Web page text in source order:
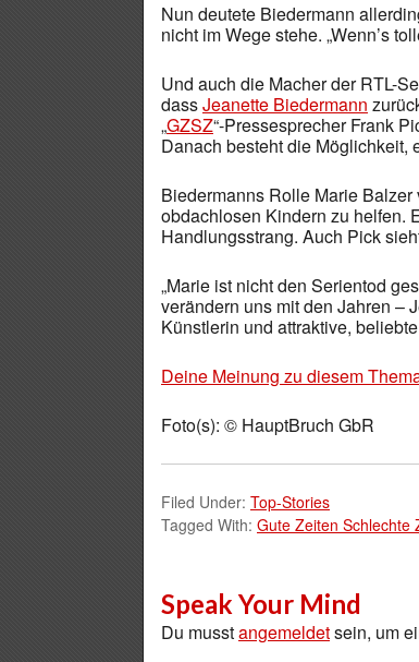
Nun deutete Biedermann
nicht im Wege stehe. „Wenn’s
Und auch die Macher der RTL-
dassJeanette Biedermann
„GZSZ“-Pressesprecher Frank
Danach besteht die Möglichkeit,
Biedermanns Rolle Marie
obdachlosen Kindern zu helfen.
Handlungsstrang. Auch Pick
„Marie ist nicht den Serientod
verändern uns mit den Jahren –
Künstlerin und attraktive,
Deine Meinung zu diesem
Foto(s): © HauptBruch GbR
Filed Under: Top-Stories
Tagged With: Gute Zeiten Schlechte
Speak Your Mind
Du musstangemeldetsein, um